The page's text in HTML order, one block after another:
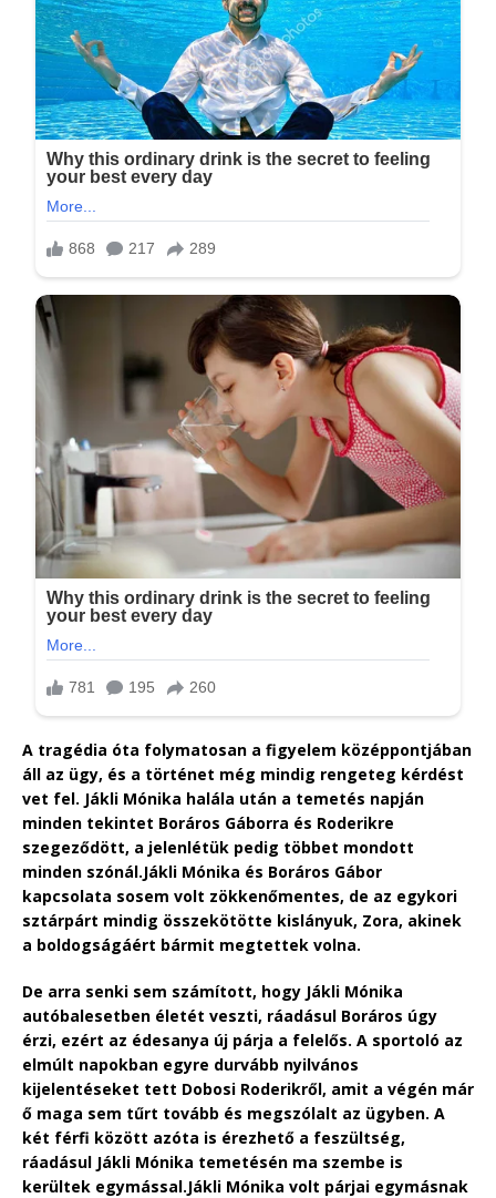
A tragédia óta folymatosan a figyelem középpontjában
áll az ügy, és a történet még mindig rengeteg kérdést
vet fel. Jákli Mónika halála után a temetés napján
minden tekintet Boráros Gáborra és Roderikre
szegeződött, a jelenlétük pedig többet mondott
minden szónál.Jákli Mónika és Boráros Gábor
kapcsolata sosem volt zökkenőmentes, de az egykori
sztárpárt mindig összekötötte kislányuk, Zora, akinek
a boldogságáért bármit megtettek volna.
De arra senki sem számított, hogy Jákli Mónika
autóbalesetben életét veszti, ráadásul Boráros úgy
érzi, ezért az édesanya új párja a felelős. A sportoló az
elmúlt napokban egyre durvább nyilvános
kijelentéseket tett Dobosi Roderikről, amit a végén már
ő maga sem tűrt tovább és megszólalt az ügyben. A
két férfi között azóta is érezhető a feszültség,
ráadásul Jákli Mónika temetésén ma szembe is
kerültek egymással.Jákli Mónika volt párjai egymásnak